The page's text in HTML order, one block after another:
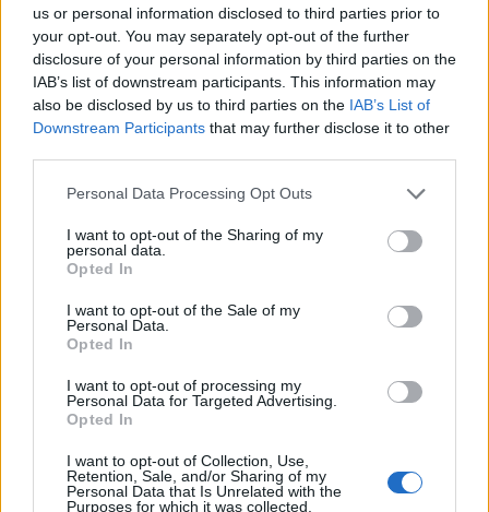
us or personal information disclosed to third parties prior to
your opt-out. You may separately opt-out of the further
disclosure of your personal information by third parties on the
IAB’s list of downstream participants. This information may
also be disclosed by us to third parties on the IAB’s List of
Downstream Participants that may further disclose it to other
Personal Data Processing Opt Outs
I want to opt-out of the Sharing of my
personal data.
Opted In
I want to opt-out of the Sale of my
Personal Data.
Opted In
I want to opt-out of processing my
Personal Data for Targeted Advertising.
Opted In
I want to opt-out of Collection, Use,
Retention, Sale, and/or Sharing of my
Personal Data that Is Unrelated with the
Purposes for which it was collected.
Teraz wiemy już, że ulokowana w stanie Georgia ekipa,
która zarządzana będzie przez Cox Enterprises,
otrzymała nazwę Atlanta Reign. W herbie formacji
znalazł się feniks w koronie, zaś całość utrzymano w
czerwonej oraz szarej kolorystyce. Wybór samego
ptaka nie jest w żadnym wypadku przypadkowy –
feniks jest bowiem również elementem oficjalnej
postanowili w ten właśnie sposób zamanifestować swój
związek z regionem.
Jesteśmy podekscytowani faktem, że w końcu
możemy ujawnić Atlanta Reign
– przyznał Paul
Hamilton, prezydent oraz dyrektor generalny Atlanta
Esports Ventures. –Od samego początku mówiliśmy,
że tworzymy to wszystko, by na poważnie włączyć się
intencje. Chcemy bezpośrednio zaangażować w to
wszystkich miejscowych pasjonatów esportu oraz całe